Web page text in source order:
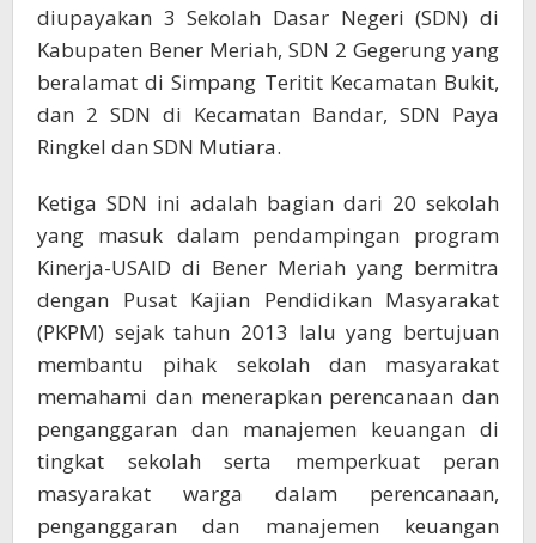
diupayakan 3 Sekolah Dasar Negeri (SDN) di
Kabupaten Bener Meriah, SDN 2 Gegerung yang
beralamat di Simpang Teritit Kecamatan Bukit,
dan 2 SDN di Kecamatan Bandar, SDN Paya
Ringkel dan SDN Mutiara.
Ketiga SDN ini adalah bagian dari 20 sekolah
yang masuk dalam pendampingan program
Kinerja-USAID di Bener Meriah yang bermitra
dengan Pusat Kajian Pendidikan Masyarakat
(PKPM) sejak tahun 2013 lalu yang bertujuan
membantu pihak sekolah dan masyarakat
memahami dan menerapkan perencanaan dan
penganggaran dan manajemen keuangan di
tingkat sekolah serta memperkuat peran
masyarakat warga dalam perencanaan,
penganggaran dan manajemen keuangan